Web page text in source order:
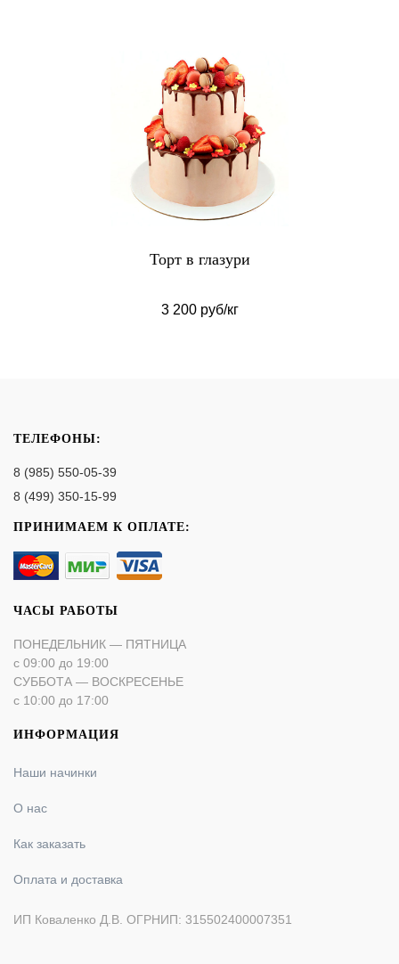
Торт в глазури
3 200 руб/кг
ТЕЛЕФОНЫ:
8 (985) 550-05-39
8 (499) 350-15-99
ПРИНИМАЕМ К ОПЛАТЕ:
ЧАСЫ РАБОТЫ
ПОНЕДЕЛЬНИК — ПЯТНИЦА
с 09:00 до 19:00
СУББОТА — ВОСКРЕСЕНЬЕ
с 10:00 до 17:00
ИНФОРМАЦИЯ
Наши начинки
О нас
Как заказать
Оплата и доставка
ИП Коваленко Д.В. ОГРНИП: 315502400007351